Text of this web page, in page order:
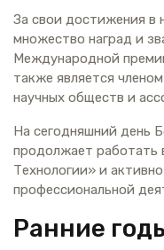
За свои достижения в
множество наград и
Международной
также является
научных обществ и
На сегодняшний день
продолжает работать
Технологии» и
профессиональной
Ранние